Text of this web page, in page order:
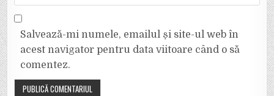
Salvează-mi numele, emailul și site-ul web în
acest navigator pentru data viitoare când o să
comentez.